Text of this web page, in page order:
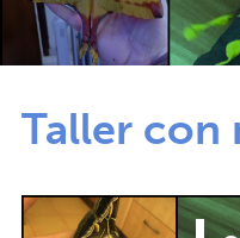
Taller con